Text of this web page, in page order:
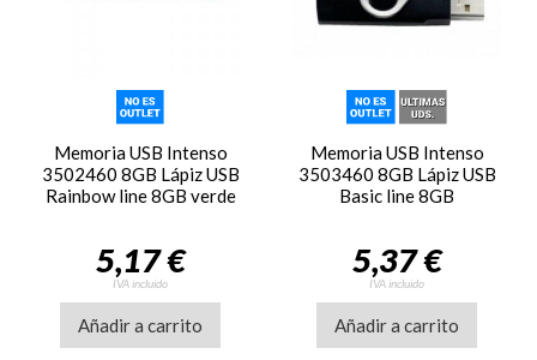
Memoria USB Intenso
3502460 8GB Lápiz USB
Rainbow line 8GB verde
5,17 €
IVA incluido
Añadir a carrito
Memoria USB Intenso
3503460 8GB Lápiz USB
Basic line 8GB
5,37 €
IVA incluido
Añadir a carrito